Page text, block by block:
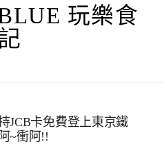
玩樂食
JCB卡免費登上東京鐵
~衝阿!!